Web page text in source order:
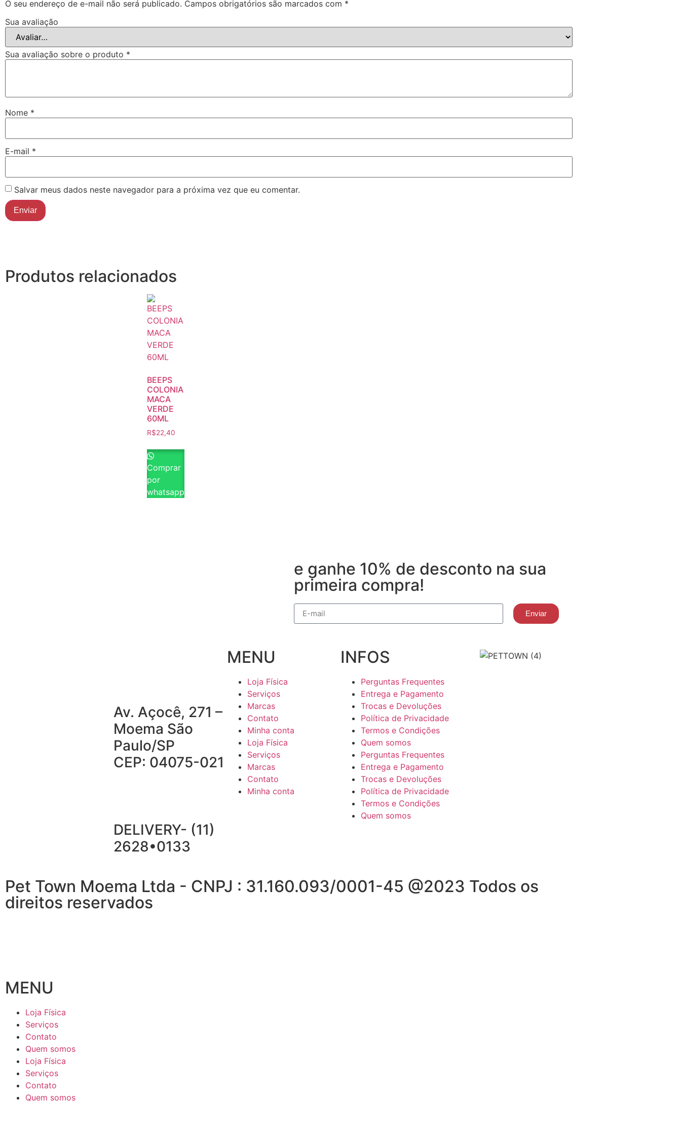
O seu endereço de e-mail não será publicado. Campos obrigatórios são marcados com *
Sua avaliação
Sua avaliação sobre o produto *
Nome *
E-mail *
Salvar meus dados neste navegador para a próxima vez que eu comentar.
Produtos relacionados
BEEPS
COLONIA
MACA
VERDE
60ML
R$22,40
Comprar
por
whatsapp
e ganhe 10% de desconto na sua
primeira compra!
Enviar
Av. Açocê, 271 –
Moema São
Paulo/SP
CEP: 04075-021
DELIVERY- (11)
2628•0133
MENU
Loja Física
Serviços
Marcas
Contato
Minha conta
Loja Física
Serviços
Marcas
Contato
Minha conta
INFOS
Perguntas Frequentes
Entrega e Pagamento
Trocas e Devoluções
Política de Privacidade
Termos e Condições
Quem somos
Perguntas Frequentes
Entrega e Pagamento
Trocas e Devoluções
Política de Privacidade
Termos e Condições
Quem somos
Pet Town Moema Ltda - CNPJ : 31.160.093/0001-45 @2023 Todos os
direitos reservados
MENU
Loja Física
Serviços
Contato
Quem somos
Loja Física
Serviços
Contato
Quem somos